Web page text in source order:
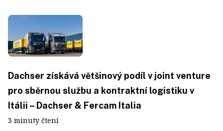
Dachser získává většinový podíl v joint venture
pro sběrnou službu a kontraktní logistiku v
Itálii – Dachser & Fercam Italia
3 minuty čtení